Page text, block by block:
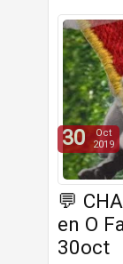
💬
en O
30oct
30
Oct
2019